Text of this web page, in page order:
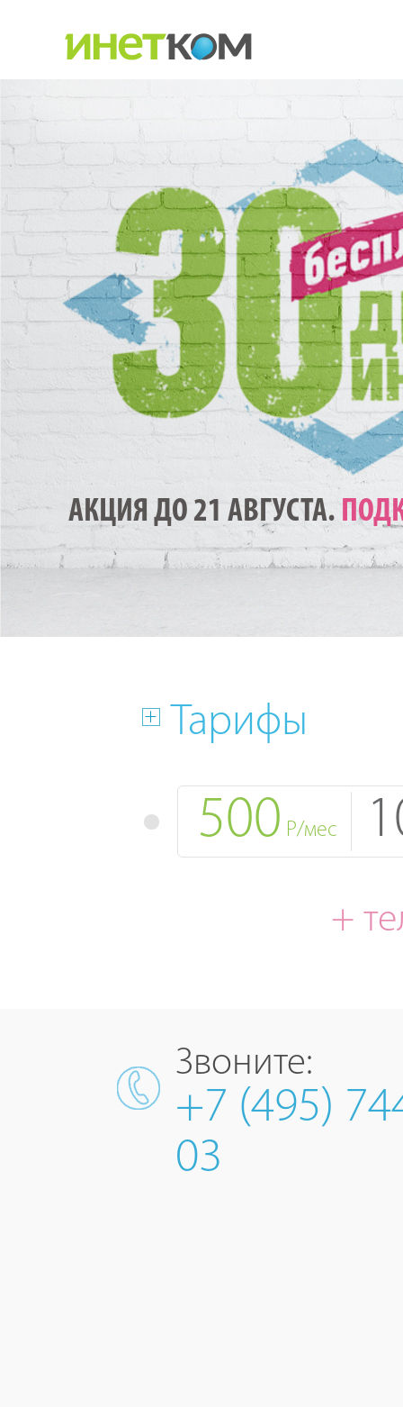
АКЦИЯ ДО 21 АВГУСТА.
Тарифы
500 Р/мес
+
Звоните:
+7 (495)
03